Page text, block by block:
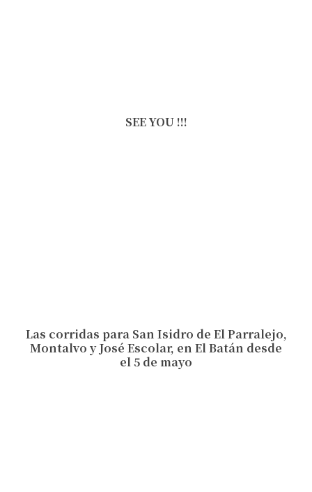
SEE YOU !!!
Las corridas para San Isidro de El Parralejo,
Montalvo y José Escolar, en El Batán desde
el 5 de mayo